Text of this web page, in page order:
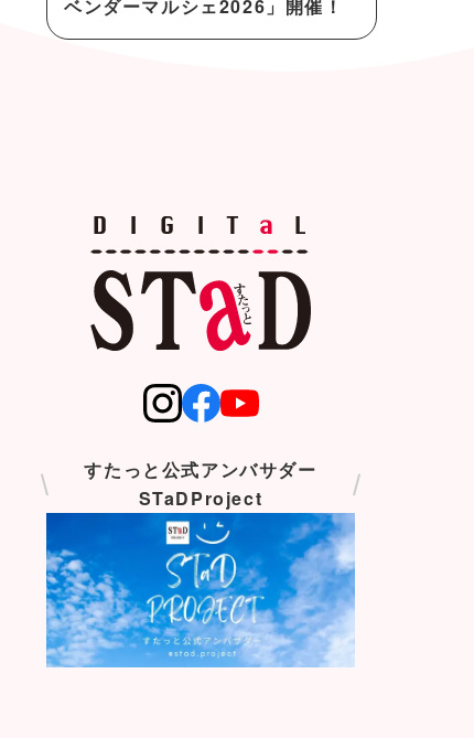
ベンダーマルシェ2026」開催！
すたっと公式アンバサダー
STaDProject